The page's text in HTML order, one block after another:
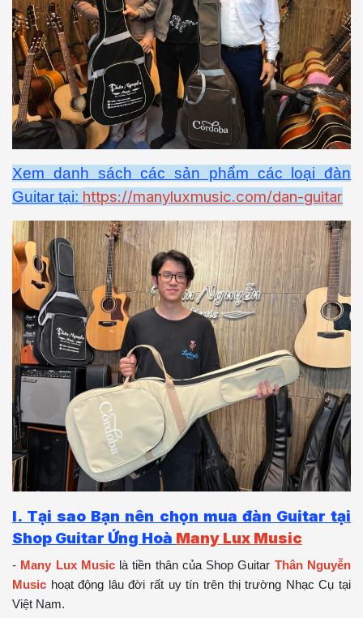
Xem danh sách các sản phẩm các loại đàn
Guitar tại: https://manyluxmusic.com/dan-guitar
I. Tại sao Bạn nên chọn mua đàn Guitar tại
Shop Guitar Ứng Hoà Many Lux Music
- Many Lux Music là tiền thân của Shop Guitar Thân Nguyễn
Music hoạt động lâu đời rất uy tín trên thị trường Nhạc Cụ tại
Việt Nam.